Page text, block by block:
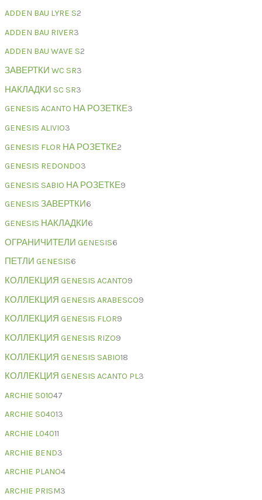
ADDEN BAU LYRE S2
ADDEN BAU RIVER3
ADDEN BAU WAVE S2
ЗАВЕРТКИ WC SR3
НАКЛАДКИ SC SR3
GENESIS ACANTO НА РОЗЕТКЕ3
GENESIS ALIVIO3
GENESIS FLOR НА РОЗЕТКЕ2
GENESIS REDONDO3
GENESIS SABIO НА РОЗЕТКЕ9
GENESIS ЗАВЕРТКИ6
GENESIS НАКЛАДКИ6
ОГРАНИЧИТЕЛИ GENESIS6
ПЕТЛИ GENESIS6
КОЛЛЕКЦИЯ GENESIS ACANTO9
КОЛЛЕКЦИЯ GENESIS ARABESCO9
КОЛЛЕКЦИЯ GENESIS FLOR9
КОЛЛЕКЦИЯ GENESIS RIZO9
КОЛЛЕКЦИЯ GENESIS SABIO18
КОЛЛЕКЦИЯ GENESIS ACANTO PL3
ARCHIE S01047
ARCHIE S04013
ARCHIE L04011
ARCHIE BEND3
ARCHIE PLANO4
ARCHIE PRISM3